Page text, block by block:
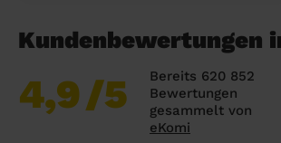
Kundenbewertungen
4,9/5
Bereits 620 852
Bewertungen
gesammelt von
eKomi